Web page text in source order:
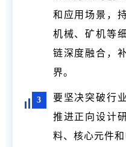
和应用场景，
机械、矿机等
链深度融合，
界。
3
要坚决突破行
推进正向设计
料、核心元件和